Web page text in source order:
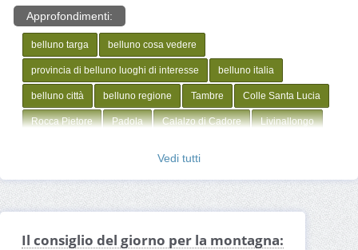
Approfondimenti:
belluno targa belluno cosa vedere
provincia di belluno luoghi di interesse belluno italia
belluno città belluno regione Tambre Colle Santa Lucia
Rocca Pietore Padola Calalzo di Cadore Livinallongo
Vedi tutti
Il consiglio del giorno per la montagna: